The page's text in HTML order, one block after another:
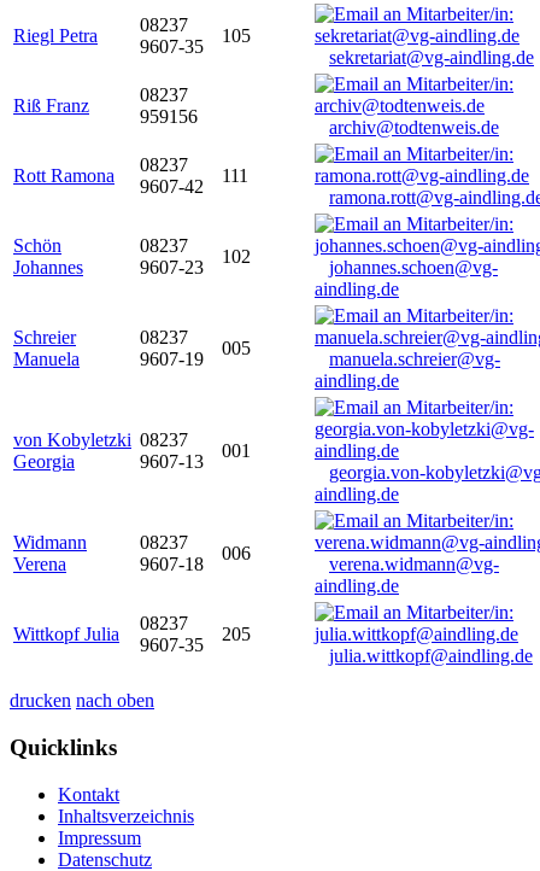
Riegl Petra
08237
9607-35
105
sekretariat@vg-aindling.de
Riß Franz
08237
959156
archiv@todtenweis.de
Rott Ramona
08237
9607-42
111
ramona.rott@vg-
Schön
Johannes
08237
9607-23
102
johannes.schoen@vg-
aindling.de
Schreier
Manuela
08237
9607-19
005
manuela.schreier@vg-
aindling.de
von Kobyletzki
Georgia
08237
9607-13
001
georgia.von-
aindling.de
Widmann
Verena
08237
9607-18
006
verena.widmann@vg-
aindling.de
Wittkopf Julia
08237
9607-35
205
julia.wittkopf@aindling.de
drucken nach oben
Quicklinks
Kontakt
Inhaltsverzeichnis
Impressum
Datenschutz